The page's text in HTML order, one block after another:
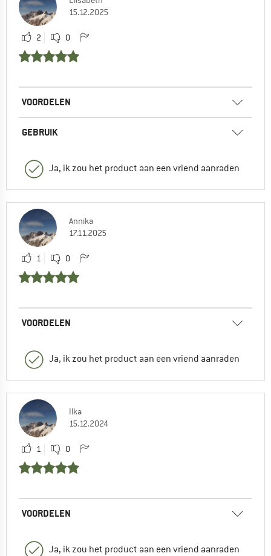
15.12.2025
2 0
VOORDELEN
GEBRUIK
Ja, ik zou het product aan een vriend aanraden
Annika
17.11.2025
1 0
VOORDELEN
Ja, ik zou het product aan een vriend aanraden
Ilka
15.12.2024
1 0
VOORDELEN
Ja, ik zou het product aan een vriend aanraden